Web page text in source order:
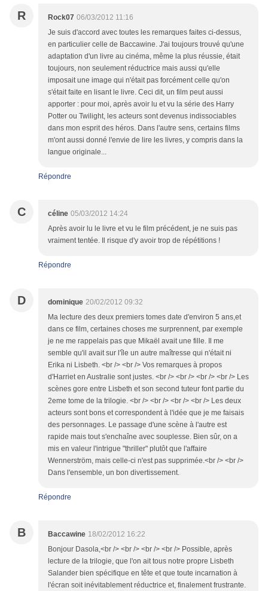
R Rock07 06/03/2012 11:16
Je suis d'accord avec toutes les remarques faites ci-dessus,
en particulier celle de Baccawine. J'ai toujours trouvé qu'une
adaptation d'un livre au cinéma, même la plus réussie, était
toujours, non seulement réductrice mais aussi qu'elle
imposait une image qui n'était pas forcément celle qu'on
s'était faite en lisant le livre. Ceci dit, un film peut aussi
apporter : pour moi, après avoir lu et vu la série des Harry
Potter ou Twilight, les acteurs sont devenus indissociables
dans mon esprit des héros. Dans l'autre sens, certains films
m'ont aussi donné l'envie de lire les livres, y compris dans la
langue originale...
Répondre
C céline 05/03/2012 14:24
Après avoir lu le livre et vu le film précédent, je ne suis pas
vraiment tentée. Il risque d'y avoir trop de répétitions !
Répondre
D dominique 20/02/2012 09:32
Ma lecture des deux premiers tomes date d'environ 5 ans,et
dans ce film, certaines choses me surprennent, par exemple
je ne me rappelais pas que Mikaël avait une fille. Il me
semble qu'il avait sur l'île un autre maîtresse qui n'était ni
Erika ni Lisbeth. <br /> <br /> Vos remarques à propos
d'Harriet en Australie sont justes. <br /> <br /> <br /> <br /> Les
scènes gore entre Lisbeth et son second tuteur font partie du
2eme tome de la trilogie. <br /> <br /> <br /> <br /> Les deux
acteurs sont bons et correspondent à l'idée que je me faisais
des personnages. Le passage d'une scène à l'autre est
rapide mais tout s'enchaîne avec souplesse. Bien sûr, on a
mis en valeur l'intrigue "thriller" plutôt que l'affaire
Wennerström, mais celle-ci n'est pas supprimée.<br /> <br />
Dans l'ensemble, un bon divertissement.
Répondre
B Baccawine 18/02/2012 16:22
Bonjour Dasola,<br /> <br /> <br /> <br /> Possible, après
lecture de la trilogie, que l'on ait tous notre propre Lisbeth
Salander bien spécifique en tête et que toute incarnation à
l'écran soit inévitablement réductrice et, finalement frustrante.